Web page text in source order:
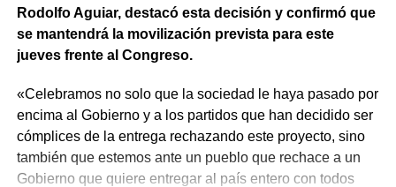
Rodolfo Aguiar, destacó esta decisión y confirmó que
se mantendrá la movilización prevista para este
jueves frente al Congreso.
«Celebramos no solo que la sociedad le haya pasado por
encima al Gobierno y a los partidos que han decidido ser
cómplices de la entrega rechazando este proyecto, sino
también que estemos ante un pueblo que rechace a un
Gobierno que quiere entregar al país entero con todos